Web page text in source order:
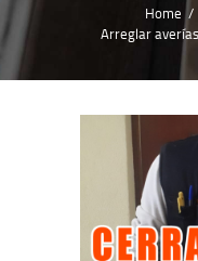
Home
Arreglar